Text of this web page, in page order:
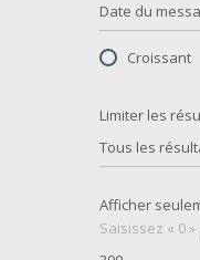
Date du
Croissant
Limiter les
Tous les
Afficher
Saisissez « 0